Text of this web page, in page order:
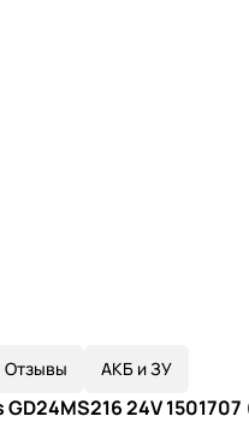
Отзывы АКБ и ЗУ
24V